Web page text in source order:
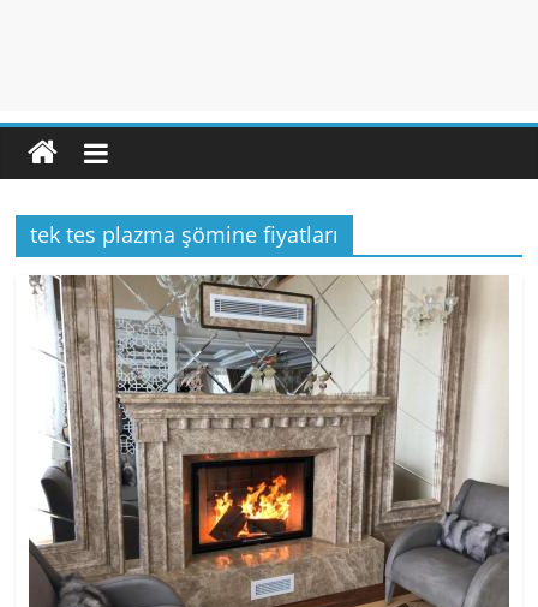
tek tes plazma şömine fiyatları